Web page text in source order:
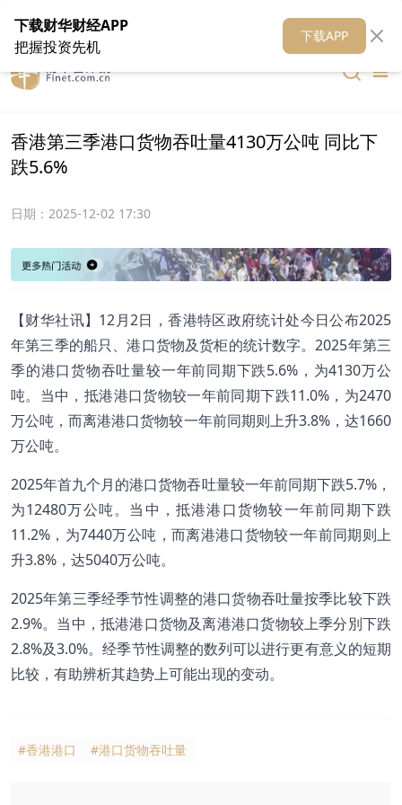
在线客服 关于我们 财华媒体矩阵 财华智库
香港第三季港口货物吞吐量4130万公吨 同比下
跌5.6%
日期： 2025-12-02 17:30
【财华社讯】12月2日，香港特区政府统计处今日公布2025
年第三季的船只、港口货物及货柜的统计数字。2025年第三
季的港口货物吞吐量较一年前同期下跌5.6%，为4130万公
吨。当中，抵港港口货物较一年前同期下跌11.0%，为2470
万公吨，而离港港口货物较一年前同期则上升3.8%，达1660
万公吨。
2025年首九个月的港口货物吞吐量较一年前同期下跌5.7%，
为12480万公吨。当中，抵港港口货物较一年前同期下跌
11.2%，为7440万公吨，而离港港口货物较一年前同期则上
升3.8%，达5040万公吨。
2025年第三季经季节性调整的港口货物吞吐量按季比较下跌
2.9%。当中，抵港港口货物及离港港口货物较上季分別下跌
2.8%及3.0%。经季节性调整的数列可以进行更有意义的短期
比较，有助辨析其趋势上可能出现的变动。
#香港港口 #港口货物吞吐量
下载财华财经APP
把握投资先机
下载APP